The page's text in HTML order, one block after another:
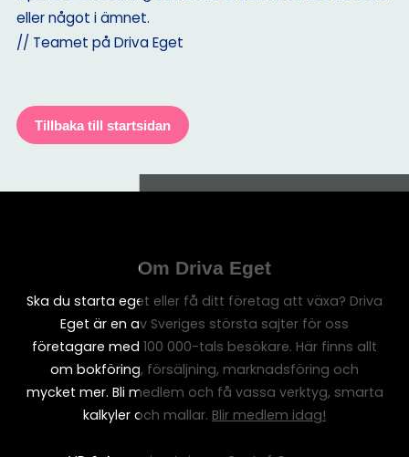
eller något i ämnet.
// Teamet på Driva Eget
Tillbaka till startsidan
Om Driva Eget
Ska du starta eget eller få ditt företag att växa? Driva
Eget är en av Sveriges största sajter för oss
företagare med 100 000-tals besökare. Här finns allt
om bokföring, försäljning, marknadsföring och
mycket mer. Bli medlem och få vassa verktyg, smarta
kalkyler och mallar. Blir medlem idag!